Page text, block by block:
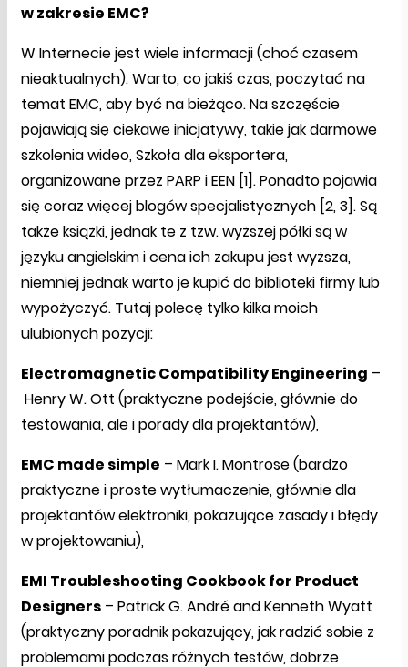
w zakresie EMC?
W Internecie jest wiele informacji (choć czasem
nieaktualnych). Warto, co jakiś czas, poczytać na
temat EMC, aby być na bieżąco. Na szczęście
pojawiają się ciekawe inicjatywy, takie jak darmowe
szkolenia wideo, Szkoła dla eksportera,
organizowane przez PARP i EEN [1]. Ponadto pojawia
się coraz więcej blogów specjalistycznych [2, 3]. Są
także książki, jednak te z tzw. wyższej półki są w
języku angielskim i cena ich zakupu jest wyższa,
niemniej jednak warto je kupić do biblioteki firmy lub
wypożyczyć. Tutaj polecę tylko kilka moich
ulubionych pozycji:
Electromagnetic Compatibility Engineering –
Henry W. Ott (praktyczne podejście, głównie do
testowania, ale i porady dla projektantów),
EMC made simple – Mark I. Montrose (bardzo
praktyczne i proste wytłumaczenie, głównie dla
projektantów elektroniki, pokazujące zasady i błędy
w projektowaniu),
EMI Troubleshooting Cookbook for Product
Designers– Patrick G. André and Kenneth Wyatt
(praktyczny poradnik pokazujący, jak radzić sobie z
problemami podczas różnych testów, dobrze